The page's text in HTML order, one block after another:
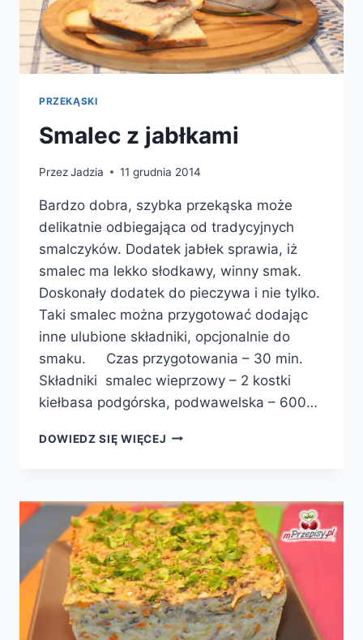
PRZEKĄSKI
Smalec z jabłkami
PrzezJadzia 11 grudnia 2014
Bardzo dobra, szybka przekąska może
delikatnie odbiegająca od tradycyjnych
smalczyków. Dodatek jabłek sprawia, iż
smalec ma lekko słodkawy, winny smak.
Doskonały dodatek do pieczywa i nie tylko.
Taki smalec można przygotować dodając
inne ulubione składniki, opcjonalnie do
smaku. Czas przygotowania – 30 min.
Składniki smalec wieprzowy – 2 kostki
kiełbasa podgórska, podwawelska – 600…
DOWIEDZ SIĘ WIĘCEJ SMALEC